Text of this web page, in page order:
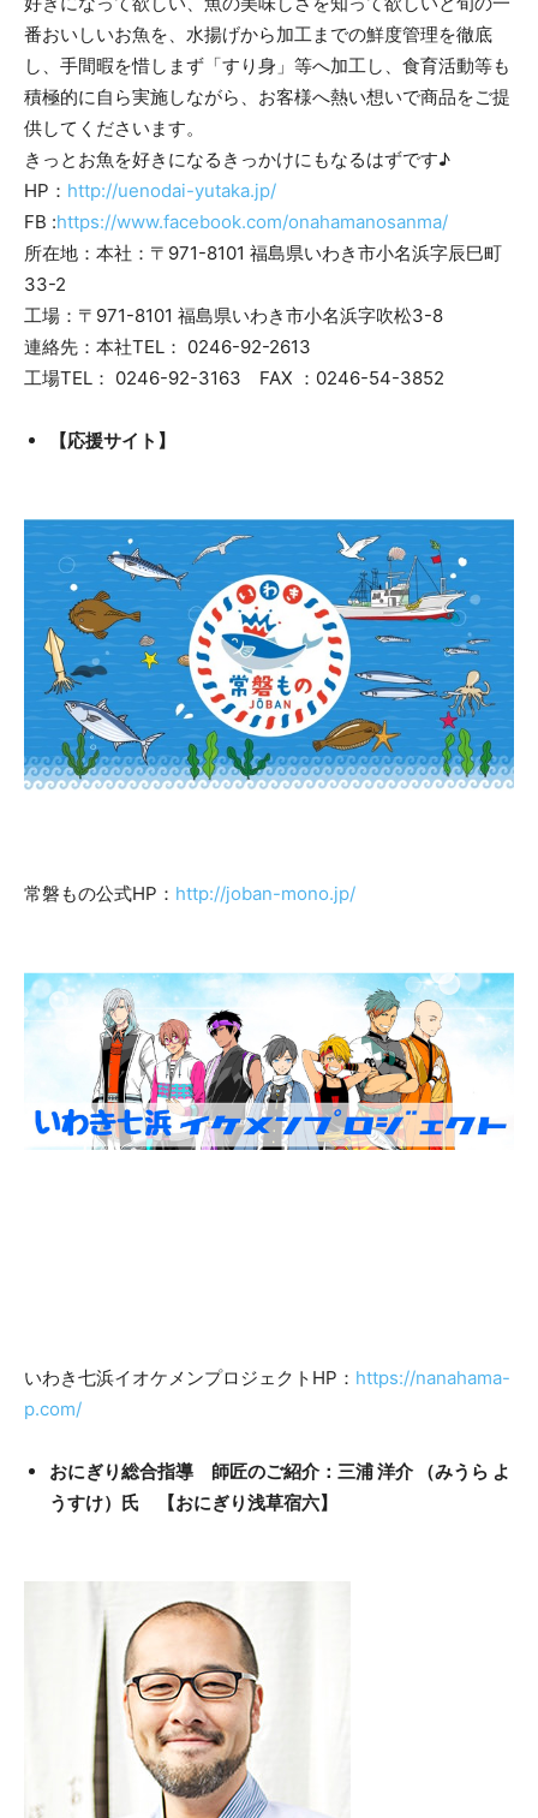
番おいしいお魚を、水揚げから加工までの鮮度管理を徹底
し、手間暇を惜しまず「すり身」等へ加工し、食育活動等も
積極的に自ら実施しながら、お客様へ熱い想いで商品をご提
供してくださいます。
きっとお魚を好きになるきっかけにもなるはずです♪
HP： http://uenodai-yutaka.jp/
FB :https://www.facebook.com/onahamanosanma/
所在地：本社：〒971-8101 福島県いわき市小名浜字辰巳町
33-2
工場：〒971-8101 福島県いわき市小名浜字吹松3-8
連絡先：本社TEL： 0246-92-2613
工場TEL： 0246-92-3163 FAX ：0246-54-3852
【応援サイト】
常磐もの公式HP： http://joban-mono.jp/
いわき七浜イオケメンプロジェクトHP： https://nanahama-
p.com/
おにぎり総合指導 師匠のご紹介：三浦 洋介 （みうら よ
うすけ）氏 【おにぎり浅草宿六】